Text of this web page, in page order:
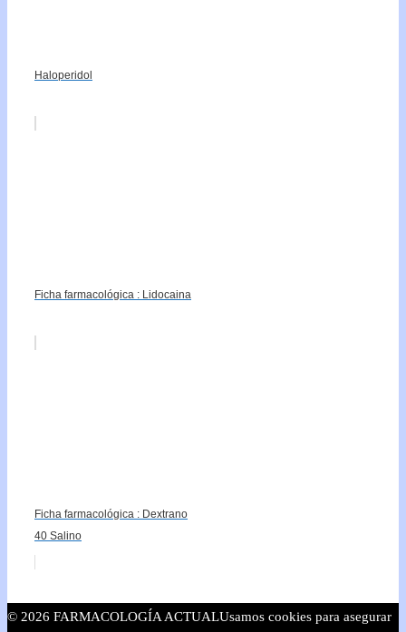
Haloperidol
Ficha farmacológica : Lidocaina
Ficha farmacológica : Dextrano
40 Salino
© 2026 FARMACOLOGÍA ACTUALUsamos cookies para asegurar